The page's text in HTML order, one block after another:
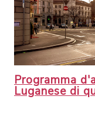
Programma
Luganese di